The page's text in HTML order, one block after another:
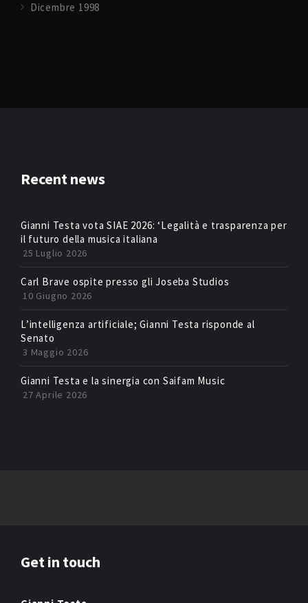
Dicembre 1998
Recent news
Gianni Testa vota SIAE 2026: ‘Legalità e trasparenza per
il futuro della musica italiana
25 Luglio 2026
Carl Brave ospite presso gli Joseba Studios
10 Giugno 2026
L’intelligenza artificiale; Gianni Testa risponde al
Senato
3 Maggio 2026
Gianni Testa e la sinergia con Saifam Music
27 Aprile 2026
Get in touch